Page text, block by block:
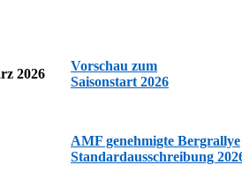
2026
Vorschau zum
Saisonstart 2026
AMF genehmigte Bergrallye
Standardausschreibung